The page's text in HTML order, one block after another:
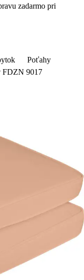
zadarmo pri
Poťahy
FDZN 9017